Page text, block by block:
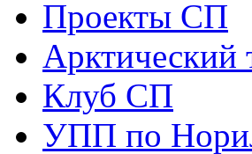
Проекты СП
Арктический
Клуб СП
УПП по